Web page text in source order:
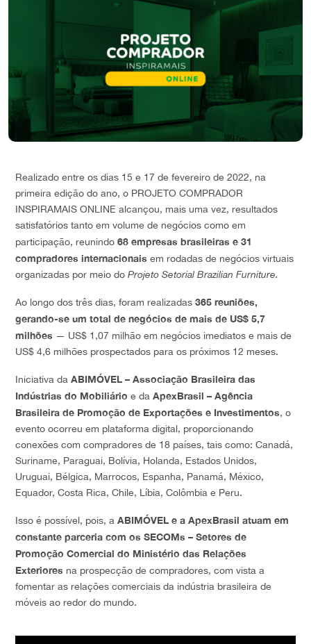
Realizado entre os dias 15 e 17 de fevereiro de 2022, na
primeira edição do ano, o PROJETO COMPRADOR
INSPIRAMAIS ONLINE alcançou, mais uma vez, resultados
satisfatórios tanto em volume de negócios como em
participação, reunindo 68 empresas brasileiras e 31
compradores internacionais em rodadas de negócios virtuais
organizadas por meio do Projeto Setorial Brazilian Furniture.
Ao longo dos três dias, foram realizadas 365 reuniões,
gerando-se um total de negócios de mais de US$ 5,7
milhões — US$ 1,07 milhão em negócios imediatos e mais de
US$ 4,6 milhões prospectados para os próximos 12 meses.
Iniciativa da ABIMÓVEL – Associação Brasileira das
Indústrias do Mobiliário e da ApexBrasil – Agência
Brasileira de Promoção de Exportações e Investimentos, o
evento ocorreu em plataforma digital, proporcionando
conexões com compradores de 18 países, tais como: Canadá,
Suriname, Paraguai, Bolívia, Holanda, Estados Unidos,
Uruguai, Bélgica, Marrocos, Espanha, Panamá, México,
Equador, Costa Rica, Chile, Líbia, Colômbia e Peru.
Isso é possível, pois, a ABIMÓVEL e a ApexBrasil atuam em
constante parceria com os SECOMs – Setores de
Promoção Comercial do Ministério das Relações
Exteriores na prospecção de compradores, com vista a
fomentar as relações comerciais da indústria brasileira de
móveis ao redor do mundo.